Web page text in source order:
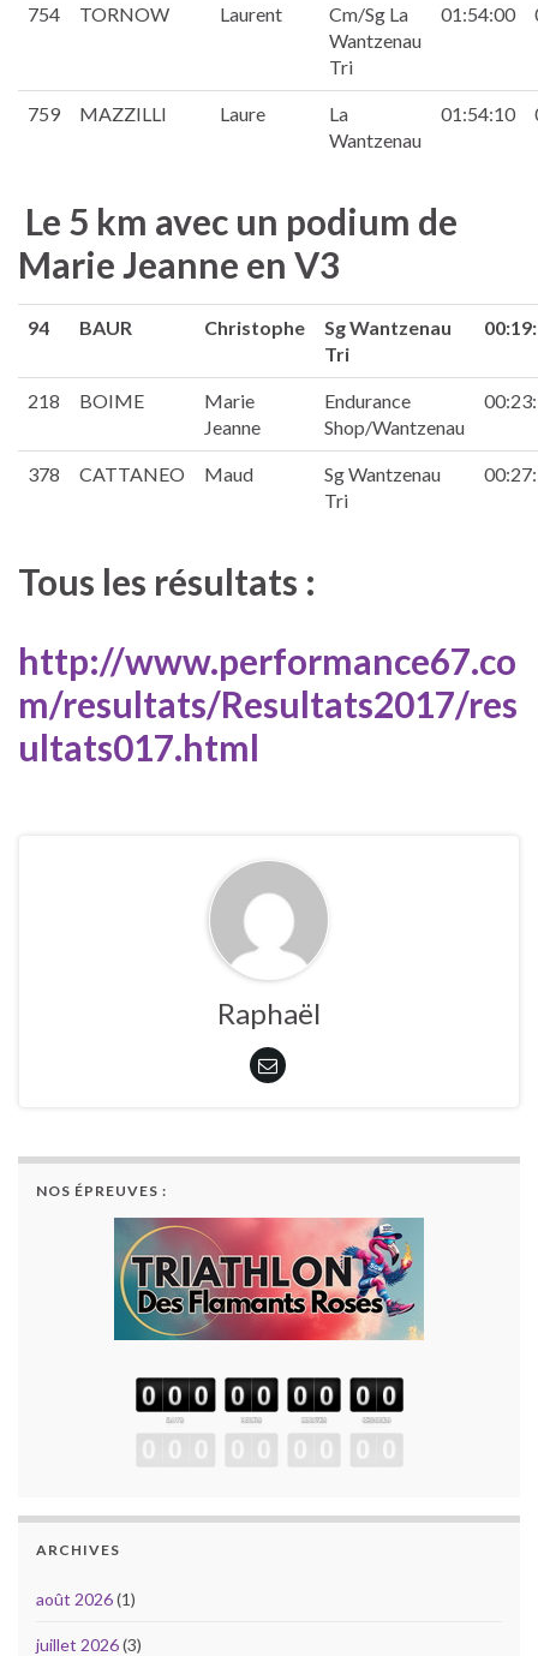
754 TORNOW Laurent
Cm/Sg La
Wantzenau
Tri
01:54:00
759 MAZZILLI Laure
La
Wantzenau
01:54:10
Le 5 km avec un podium de
Marie Jeanne en V3
94 BAUR Christophe
Sg Wantzenau
Tri
218 BOIME
Marie
Jeanne
Endurance
Shop/Wantzenau
378 CATTANEO Maud
Sg Wantzenau
Tri
Tous les résultats :
http://www.performance67.co
m/resultats/Resultats2017/res
ultats017.html
Raphaël
NOS ÉPREUVES :
ARCHIVES
août 2026(1)
juillet 2026(3)